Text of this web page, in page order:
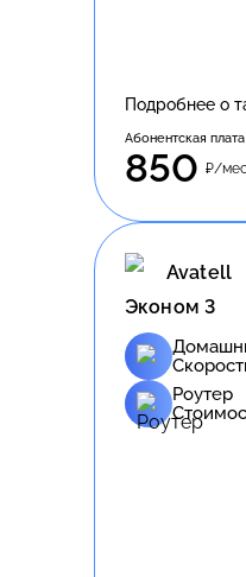
Подробнее о
Абонентская плата
850 ₽/мес
Avatell
Эконом 3
Роутер